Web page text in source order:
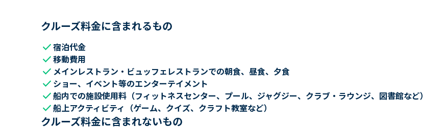
クルーズ料金に含まれるもの
check宿泊代金
check移動費用
check メインレストラン・ビュッフェレストランでの朝食、昼食、夕食
check ショー、イベント等のエンターテイメント
check船内での施設使用料（フィットネスセンター、プール、ジャグジー、クラブ・ラウンジ、図書館など）
check船上アクティビティ（ゲーム、クイズ、クラフト教室など）
クルーズ料金に含まれないもの